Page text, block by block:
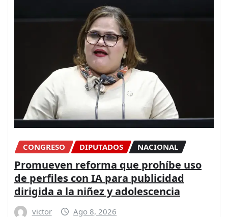
CONGRESO DIPUTADOS NACIONAL
Promueven reforma que prohíbe uso
de perfiles con IA para publicidad
dirigida a la niñez y adolescencia
victor Ago 8, 2026